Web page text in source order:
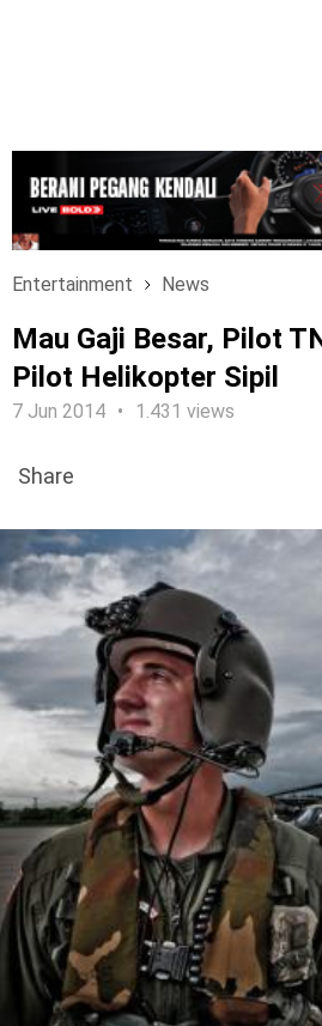
Entertainment News
Mau Gaji Besar, Pilot
Pilot Helikopter Sipil
7 Jun 2014 1.431 views
benefit
menarik
LOGIN
Share